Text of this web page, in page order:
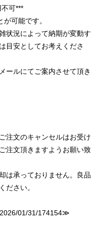
可***
可能です。
状況によって納期が変動す
目安としてお考えくださ
ールにてご案内させて頂き
注文のキャンセルはお受け
注文頂きますようお願い致
は承っておりません。良品
ださい。
01/31/174154≫